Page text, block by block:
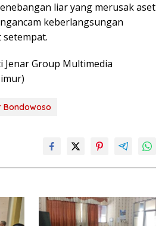
liar yang merusak aset
keberlangsungan
Jenar Group Multimedia
Bondowoso